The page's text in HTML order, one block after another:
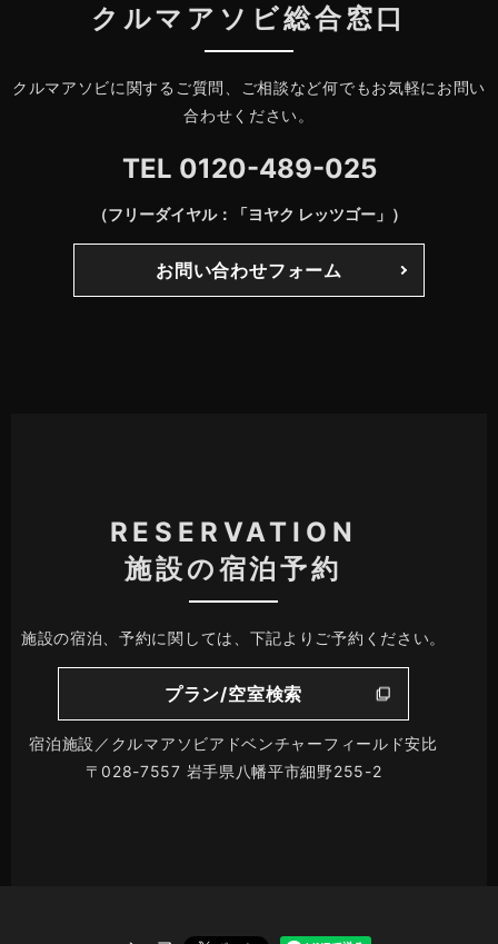
クルマアソビ総合窓口
クルマアソビに関するご質問、ご相談など何でもお気軽にお問い
合わせください。
TEL 0120-489-025
（フリーダイヤル：「ヨヤク レッツゴー」）
お問い合わせフォーム
RESERVATION
施設の宿泊予約
施設の宿泊、予約に関しては、下記よりご予約ください。
プラン/空室検索
宿泊施設／クルマアソビアドベンチャーフィールド安比
〒028-7557 岩手県八幡平市細野255-2